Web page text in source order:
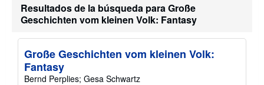
Resultados de la búsqueda para Große
Geschichten vom kleinen Volk: Fantasy
Große Geschichten vom kleinen Volk:
Fantasy
Bernd Perplies; Gesa Schwartz